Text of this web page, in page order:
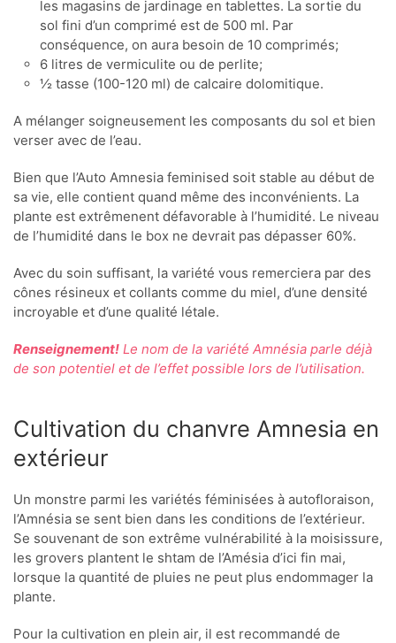
les magasins de jardinage en tablettes. La sortie du
sol fini d’un comprimé est de 500 ml. Par
conséquence, on aura besoin de 10 comprimés;
6 litres de vermiculite ou de perlite;
½ tasse (100-120 ml) de calcaire dolomitique.
A mélanger soigneusement les composants du sol et bien
verser avec de l’eau.
Bien que l’Auto Amnesia feminised soit stable au début de
sa vie, elle contient quand même des inconvénients. La
plante est extrêmenent défavorable à l’humidité. Le niveau
de l’humidité dans le box ne devrait pas dépasser 60%.
Avec du soin suffisant, la variété vous remerciera par des
cônes résineux et collants comme du miel, d’une densité
incroyable et d’une qualité létale.
Renseignement! Le nom de la variété Amnésia parle déjà
de son potentiel et de l’effet possible lors de l’utilisation.
Cultivation du chanvre Amnesia en
extérieur
Un monstre parmi les variétés féminisées à autofloraison,
l’Amnésia se sent bien dans les conditions de l’extérieur.
Se souvenant de son extrême vulnérabilité à la moisissure,
les grovers plantent le shtam de l’Amésia d’ici fin mai,
lorsque la quantité de pluies ne peut plus endommager la
plante.
Pour la cultivation en plein air, il est recommandé de